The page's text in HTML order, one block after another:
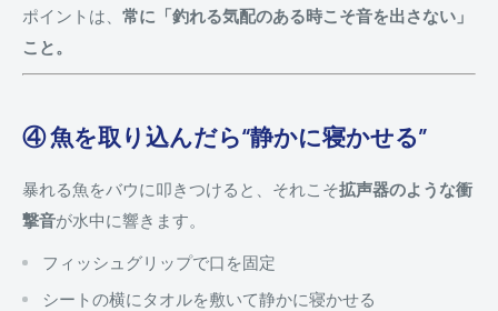
ポイントは、 常に「釣れる気配のある時こそ音を出さない」
こと。
④ 魚を取り込んだら“静かに寝かせる”
暴れる魚をバウに叩きつけると、それこそ拡声器のような衝
撃音が水中に響きます。
フィッシュグリップで口を固定
シートの横にタオルを敷いて静かに寝かせる